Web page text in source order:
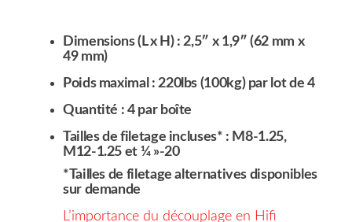
Dimensions (L x H) : 2,5″ x 1,9″ (62 mm x
49 mm)
Poids maximal : 220lbs (100kg) par lot de 4
Quantité : 4 par boîte
Tailles de filetage incluses* : M8-1.25,
M12-1.25 et ¼ »-20
*Tailles de filetage alternatives disponibles
sur demande
L’importance du découplage en Hifi